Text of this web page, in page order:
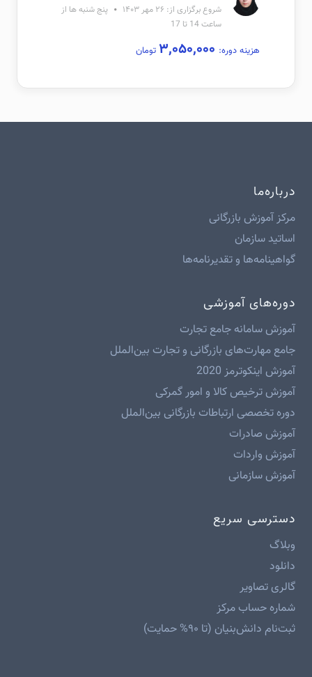
شروع برگزاری از: ۲۶ مهر ۱۴۰۳
پنج شنبه ها از
ساعت 14 تا 17
هزینه دوره: تومان
درباره‌ما
مرکز آموزش بازرگانی
اساتید سازمان
گواهینامه‌ها و تقدیرنامه‌ها
دوره‌های آموزشی
آموزش سامانه جامع تجارت
جامع مهارت‌های بازرگانی و تجارت بین‌الملل
آموزش اینکوترمز 2020
آموزش ترخیص کالا و امور گمرکی
دوره تخصصی ارتباطات بازرگانی بین‌الملل
آموزش صادرات
آموزش واردات
آموزش سازمانی
دسترسی سریع
وبلاگ
دانلود
گالری تصاویر
شماره حساب مرکز
ثبت‌نام دانش‌بنیان (تا ۹۰% حمایت)